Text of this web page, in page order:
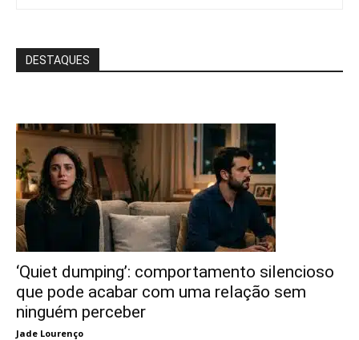
DESTAQUES
‘Quiet dumping’: comportamento silencioso
que pode acabar com uma relação sem
ninguém perceber
Jade Lourenço